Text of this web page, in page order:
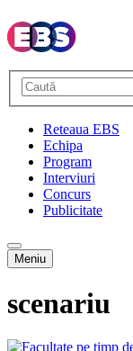
Reteaua EBS
Echipa
Program
Interviuri
Concurs
Publicitate
Meniu
scenariu